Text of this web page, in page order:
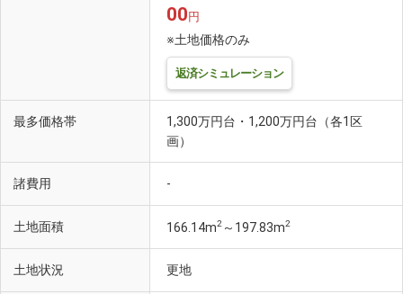
00 円
※土地価格のみ
返済シミュレーション
最多価格帯
1,300万円台・1,200万円台（各1区
画）
諸費用 -
土地面積 166.14m2 ～197.83m2
土地状況 更地